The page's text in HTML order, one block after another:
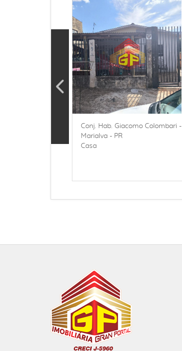
Conj. Hab. Giacomo Colombari -
Marialva - PR
Casa